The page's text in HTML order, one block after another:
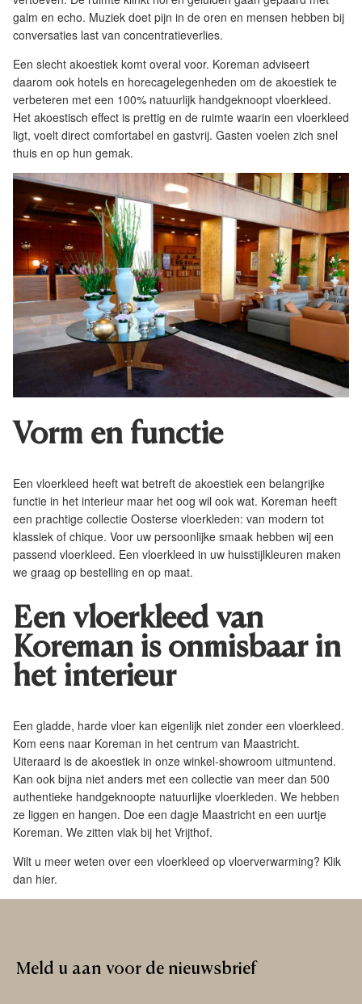
galm en echo. Muziek doet pijn in de oren en mensen hebben bij
conversaties last van concentratieverlies.
Een slecht akoestiek komt overal voor. Koreman adviseert
daarom ook hotels en horecagelegenheden om de akoestiek te
verbeteren met een 100% natuurlijk handgeknoopt vloerkleed.
Het akoestisch effect is prettig en de ruimte waarin een vloerkleed
ligt, voelt direct comfortabel en gastvrij. Gasten voelen zich snel
thuis en op hun gemak.
Vorm en functie
Een vloerkleed heeft wat betreft de akoestiek een belangrijke
functie in het interieur maar het oog wil ook wat. Koreman heeft
een prachtige collectie Oosterse vloerkleden: van modern tot
klassiek of chique. Voor uw persoonlijke smaak hebben wij een
passend vloerkleed. Een vloerkleed in uw huisstijlkleuren maken
we graag op bestelling en op maat.
Een vloerkleed van
Koreman is onmisbaar in
het interieur
Een gladde, harde vloer kan eigenlijk niet zonder een vloerkleed.
Kom eens naar Koreman in het centrum van Maastricht.
Uiteraard is de akoestiek in onze winkel-showroom uitmuntend.
Kan ook bijna niet anders met een collectie van meer dan 500
authentieke handgeknoopte natuurlijke vloerkleden. We hebben
ze liggen en hangen. Doe een dagje Maastricht en een uurtje
Koreman. We zitten vlak bij het Vrijthof.
Wilt u meer weten over een vloerkleed op vloerverwarming? Klik
dan hier.
Meld u aan voor de nieuwsbrief